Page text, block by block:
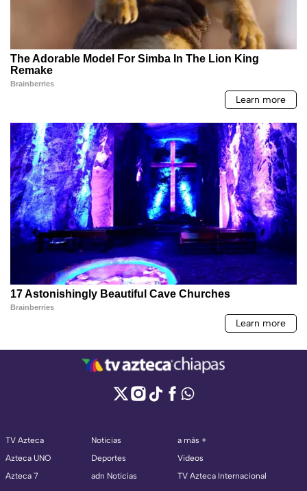
TV Azteca
Azteca UNO
Azteca 7
Noticias
Deportes
adn Noticias
a más +
Videos
TV Azteca Internacional